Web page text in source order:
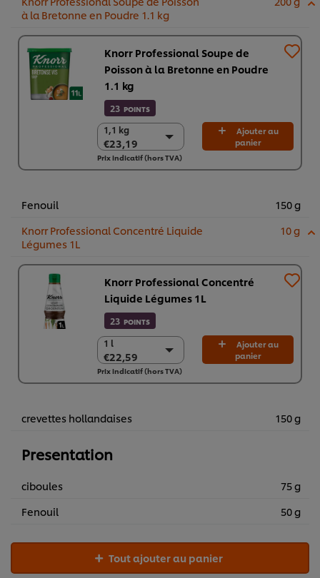
à la Bretonne en Poudre 1.1 kg​
Knorr Professional Soupe de
Poisson à la Bretonne en Poudre
1.1 kg​
23 POINTS
1,1 kg
€23,19
1,1 kg
€23,19
6 x 1,1 kg
Ajouter au
panier
Prix indicatif (hors TVA)
Fenouil
150 g
Knorr Professional Concentré Liquide
Légumes 1L
10 g
Knorr Professional Concentré
Liquide Légumes 1L
23 POINTS
1 l
€22,59
1 l
€22,59
6 x 1 l
Ajouter au
panier
Prix indicatif (hors TVA)
crevettes hollandaises 150 g
Presentation
ciboules
75 g
Fenouil
50 g
Tout ajouter au panier